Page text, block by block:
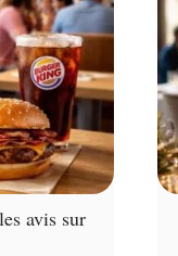
avis sur